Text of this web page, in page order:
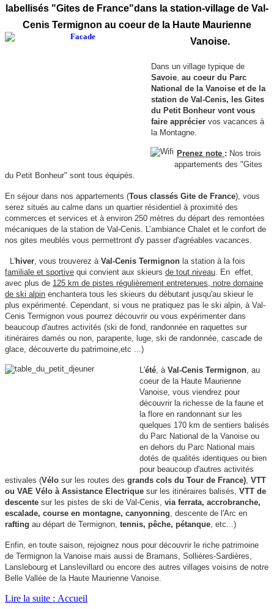
labellisés "Gites de France"dans la station-village de Val-
Cenis Termignon au coeur de la Haute Maurienne
Vanoise.
Dans un village typique de
Savoie au coeur du Parc
National de la Vanoise et de la
station de Val-Cenis, les Gites
du Petit Bonheur vont vous
faire apprécier vos vacances à
la Montagne.
Prenez note : Nos trois
appartements des "Gites
du Petit Bonheur" sont tous équipés
En séjour dans nos appartements (Tous classés Gite de France), vous
serez situés au calme dans un quartier résidentiel à proximité des
commerces et services et à environ 250 mètres du départ des remontées
mécaniques de la station de Val-Cenis. L’ambiance Chalet et le confort de
nos gites meublés vous permettront d'y passer d'agréables vacances
L'hiver , vous trouverez à Val-Cenis Termignon la station à la fois
familiale et sportive qui convient aux skieurs de tout niveau . En effet,
avec plus de 125 km de pistes régulièrement entretenues, notre domaine
de ski alpin enchantera tous les skieurs du débutant jusqu'au skieur le
plus expérimenté. Cependant, si vous ne pratiquez pas le ski alpin, à Val-
Cenis Termignon vous pourrez découvrir ou vous expérimenter dans
beaucoup d'autres activités (ski de fond, randonnée en raquettes sur
itinéraires damés ou non, parapente, luge, ski de randonnée, cascade de
glace, découverte du patrimoine,etc ...)
L'été , à Val-Cenis Termignon , au
coeur de la Haute Maurienne
Vanoise, vous viendrez pour
découvrir la richesse de la faune et
la flore en randonnant sur les
quelques 170 km de sentiers balisés
du Parc National de la Vanoise ou
en dehors du Parc National mais
dotés de qualités identiques ou bien
pour beaucoup d'autres activités
estivales (Vélo sur les routes des grands cols du Tour de France) VTT
ou VAE Vélo à Assistance Electrique sur les itinéraires balisés, VTT de
descente sur les pistes de ski de Val-Cenis, via ferrata, accrobranche,
escalade, course en montagne, canyonning , descente de l'Arc en
rafting au départ de Termignon, tennis, pêche, pétanque , etc...)
Enfin, en toute saison, rejoignez nous pour découvrir le riche patrimoine
de Termignon la Vanoise mais aussi de Bramans, Sollières-Sardières,
Lanslebourg et Lanslevillard ou encore des autres villages voisins de notre
Belle Vallée de la Haute Maurienne Vanoise.
Lire la suite : Accueil